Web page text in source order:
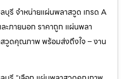
รี จำหน่ายแผ่นพลาสวูด เกรด A
ะภายนอก ราคาถูก แผ่นพลา
วูดคุณภาพ พร้อมส่งถึงใจ – งาน